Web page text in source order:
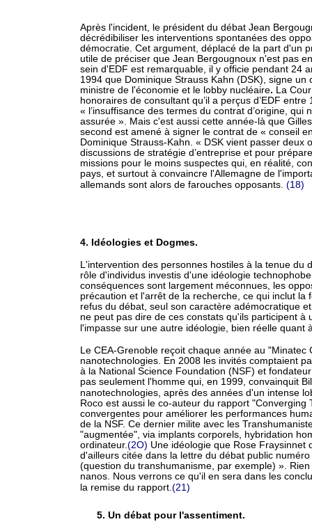
Après l'incident, le président du débat Jean
décrédibiliser les interventions spontanées des
démocratie. Cet argument, déplacé de la part d'un
utile de préciser que Jean Bergougnoux n'est pas
sein d'EDF est remarquable, il y officie pendant 24
1994 que Dominique Strauss Kahn (DSK), signe
ministre de l'économie et le lobby nucléaire. La
honoraires de consultant qu’il a perçus d’EDF
« l’insuffisance des termes du contrat d’origine,
assurée ». Mais c'est aussi cette année-là que
second est amené à signer le contrat de « conseil
Dominique Strauss-Kahn. « DSK vient passer
discussions de stratégie d’entreprise et pour
missions pour le moins suspectes qui, en réalité,
pays, et surtout à convaincre l'Allemagne de
allemands sont alors de farouches opposants. (18)
4. Idéologies et Dogmes.
L'intervention des personnes hostiles à la tenue du
rôle d'individus investis d'une idéologie
conséquences sont largement méconnues, les
précaution et l'arrêt de la recherche, ce qui inclut
refus du débat, seul son caractère adémocratique
ne peut pas dire de ces constats qu'ils participent
l'impasse sur une autre idéologie, bien réelle quant
Le CEA-Grenoble reçoit chaque année au
nanotechnologies. En 2008 les invités comptaient
à la National Science Foundation (NSF) et
pas seulement l'homme qui, en 1999, convainquit
nanotechnologies, après des années d'un intense
Roco est aussi le co-auteur du rapport
convergentes pour améliorer les performances
de la NSF. Ce dernier milite avec les
"augmentée", via implants corporels, hybridation
ordinateur.(2O) Une idéologie que Rose Fraysinnet
d'ailleurs citée dans la lettre du débat public
(question du transhumanisme, par exemple) ».
nanos. Nous verrons ce qu'il en sera dans les
la remise du rapport. (21)
5. Un débat pour l'assentiment.